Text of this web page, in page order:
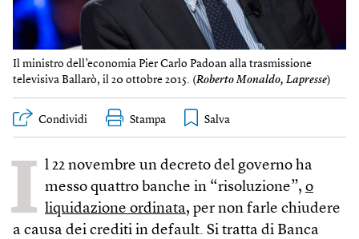
Il ministro dell’economia Pier Carlo Padoan alla trasmissione
televisiva Ballarò, il 20 ottobre 2015. (Roberto Monaldo, Lapresse)
Condividi Stampa
I l 22 novembre un decreto del governo ha
messo quattro banche in “risoluzione”, o
liquidazione ordinata, per non farle chiudere
a causa dei crediti in default. Si tratta di Banca